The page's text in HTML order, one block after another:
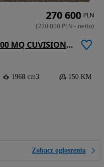
Weinsberg X-Cursion CUV 500 MQ CUVISION 2 osobne łóżka 4 osoby FV23%
1968 cm3
150 KM
Zobacz ogłoszenia
270 600 PLN
(220 000 PLN - netto)